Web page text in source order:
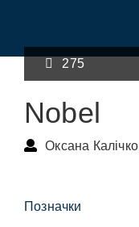
275
Nobel
Оксана Калічко
Позначки